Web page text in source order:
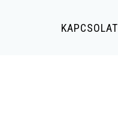
KAPCSOLAT